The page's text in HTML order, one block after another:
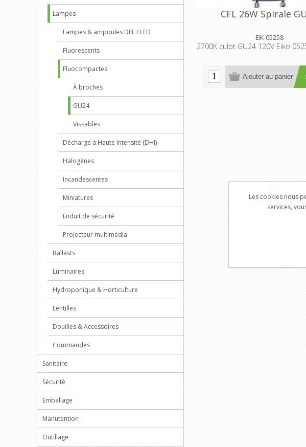
CFL 26W Spirale
EIK-05258
2700K culot GU24 120V Eiko
Ajouter au panier
Lampes
Lampes & ampoules DEL / LED
Fluorescents
Fluocompactes
À broches
GU24
Vissables
Décharge à Haute Intensité (DHI)
Halogènes
Incandescentes
Miniatures
Enduit de sécurité
Projecteur multimédia
Ballasts
Luminaires
Hydroponique & Horticulture
Lentilles
Douilles & Accessoires
Commandes
Sanitaire
Sécurité
Emballage
Manutention
Outillage
Les cookies nous
services,